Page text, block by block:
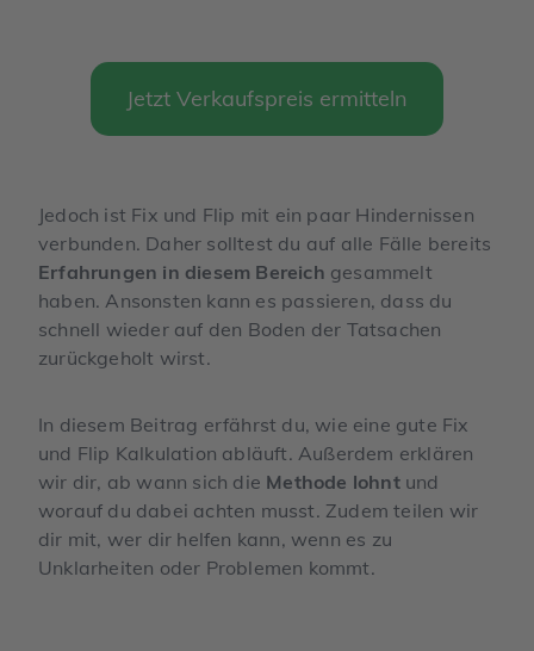
Jetzt Verkaufspreis ermitteln
Jedoch ist Fix und Flip mit ein paar Hindernissen
verbunden. Daher solltest du auf alle Fälle bereits
Erfahrungen in diesem Bereich gesammelt
haben. Ansonsten kann es passieren, dass du
schnell wieder auf den Boden der Tatsachen
zurückgeholt wirst.
In diesem Beitrag erfährst du, wie eine gute Fix
und Flip Kalkulation abläuft. Außerdem erklären
wir dir, ab wann sich die Methode lohnt und
worauf du dabei achten musst. Zudem teilen wir
dir mit, wer dir helfen kann, wenn es zu
Unklarheiten oder Problemen kommt.